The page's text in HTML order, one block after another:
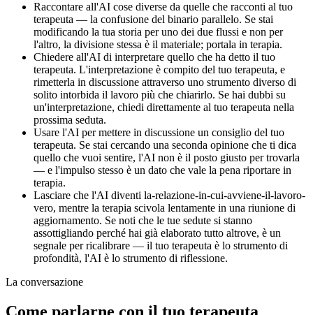
Raccontare all'AI cose diverse da quelle che racconti al tuo
terapeuta — la confusione del binario parallelo. Se stai
modificando la tua storia per uno dei due flussi e non per
l'altro, la divisione stessa è il materiale; portala in terapia.
Chiedere all'AI di interpretare quello che ha detto il tuo
terapeuta. L'interpretazione è compito del tuo terapeuta, e
rimetterla in discussione attraverso uno strumento diverso di
solito intorbida il lavoro più che chiarirlo. Se hai dubbi su
un'interpretazione, chiedi direttamente al tuo terapeuta nella
prossima seduta.
Usare l'AI per mettere in discussione un consiglio del tuo
terapeuta. Se stai cercando una seconda opinione che ti dica
quello che vuoi sentire, l'AI non è il posto giusto per trovarla
— e l'impulso stesso è un dato che vale la pena riportare in
terapia.
Lasciare che l'AI diventi la-relazione-in-cui-avviene-il-lavoro-
vero, mentre la terapia scivola lentamente in una riunione di
aggiornamento. Se noti che le tue sedute si stanno
assottigliando perché hai già elaborato tutto altrove, è un
segnale per ricalibrare — il tuo terapeuta è lo strumento di
profondità, l'AI è lo strumento di riflessione.
La conversazione